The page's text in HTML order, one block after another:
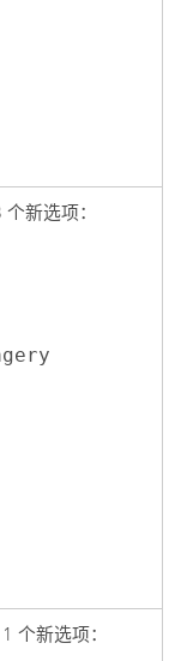
新选项：
个新选项：